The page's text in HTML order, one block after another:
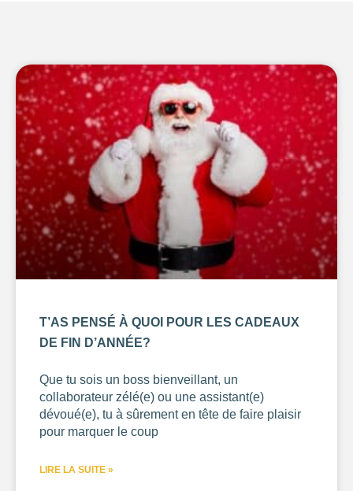
T’AS PENSÉ À QUOI POUR LES CADEAUX
DE FIN D’ANNÉE?
Que tu sois un boss bienveillant, un
collaborateur zélé(e) ou une assistant(e)
dévoué(e), tu à sûrement en tête de faire plaisir
pour marquer le coup
LIRE LA SUITE »